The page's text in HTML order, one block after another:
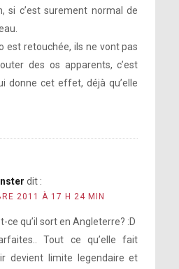
si c’est surement normal de
est retouchée, ils ne vont pas
des os apparents, c’est
donne cet effet, déjà qu’elle
dit :
2011 À 17 H 24 MIN
ce qu’il sort en Angleterre? :D
Tout ce qu’elle fait
devient limite legendaire et